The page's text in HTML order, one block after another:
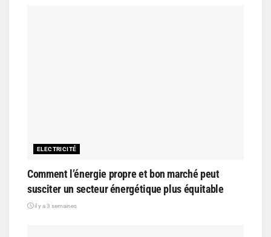
ELECTRICITÉ
Comment l’énergie propre et bon marché peut
susciter un secteur énergétique plus équitable
il y a 3 semaines